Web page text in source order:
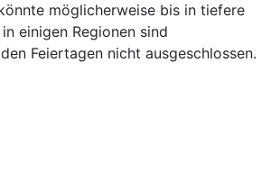
möglicherweise bis in tiefere
einigen Regionen sind
Feiertagen nicht ausgeschlossen.